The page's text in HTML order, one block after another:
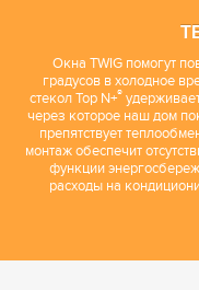
Окна TWIG помогут
градусов в холодное
стекол Top N+®
через которое наш дом
препятствует
монтаж обеспечит
функции
расходы на